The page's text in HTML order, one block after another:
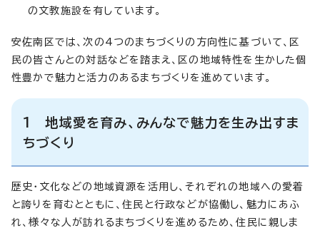
の文教施設を有しています。
安佐南区では、次の4つのまちづくりの方向性に基づいて、区
民の皆さんとの対話などを踏まえ、区の地域特性を生かした個
性豊かで魅力と活力のあるまちづくりを進めています。
1 地域愛を育み、みんなで魅力を生み出すま
ちづくり
歴史・文化などの地域資源を活用し、それぞれの地域への愛着
と誇りを育むとともに、住民と行政などが協働し、魅力にあふ
れ、様々な人が訪れるまちづくりを進めるため、住民に親しま